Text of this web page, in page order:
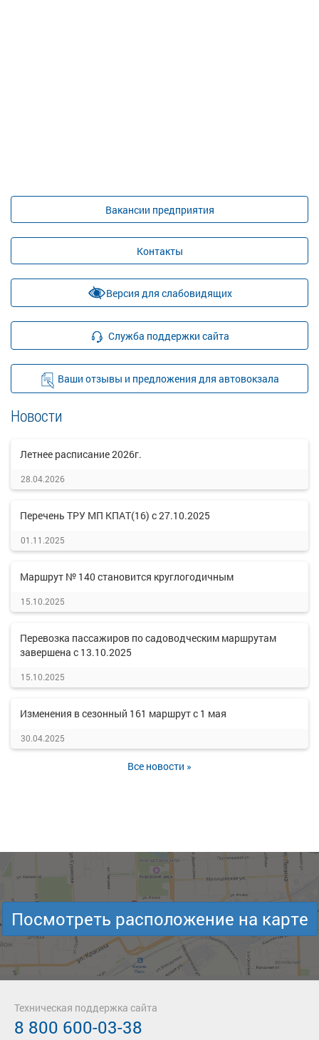
Вакансии предприятия
Контакты
Версия для слабовидящих
Служба поддержки сайта
Ваши отзывы и предложения для автовокзала
Новости
Летнее расписание 2026г.
28.04.2026
Перечень ТРУ МП КПАТ(16) с 27.10.2025
01.11.2025
Маршрут № 140 становится круглогодичным
15.10.2025
Перевозка пассажиров по садоводческим маршрутам
завершена с 13.10.2025
15.10.2025
Изменения в сезонный 161 маршрут с 1 мая
30.04.2025
Все новости »
Посмотреть расположение на карте
Техническая поддержка сайта
8 800 600-03-38